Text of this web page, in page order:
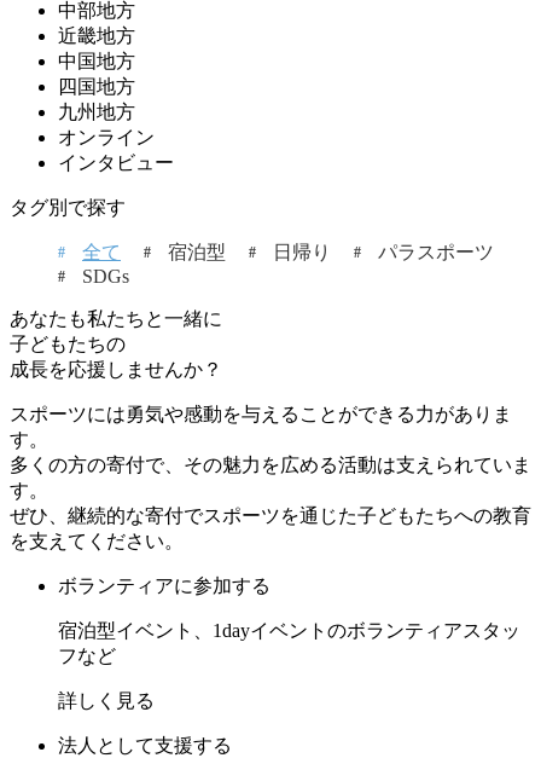
中部地方
近畿地方
中国地方
四国地方
九州地方
オンライン
インタビュー
タグ別で探す
全て 宿泊型 日帰り
パラスポーツ
SDGs
あなたも私たちと一緒に
子どもたちの
成長を応援しませんか？
スポーツには勇気や感動を与えることができる力がありま
す。
多くの方の寄付で、その魅力を広める活動は支えられていま
す。
ぜひ、継続的な寄付でスポーツを通じた子どもたちへの教育
を支えてください。
ボランティアに参加する
宿泊型イベント、1dayイベントのボランティアスタッ
フなど
詳しく見る
法人として支援する